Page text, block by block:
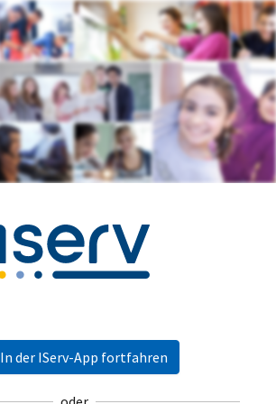
In der IServ-App fortfahren